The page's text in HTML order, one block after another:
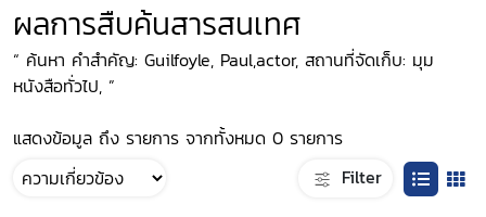
ผลการสืบค้นสารสนเทศ
“ ค้นหา คำสำคัญ: Guilfoyle, Paul,actor, สถานที่จัดเก็บ: มุม
หนังสือทั่วไป, ”
แสดงข้อมูล ถึง รายการ จากทั้งหมด 0 รายการ
Filter